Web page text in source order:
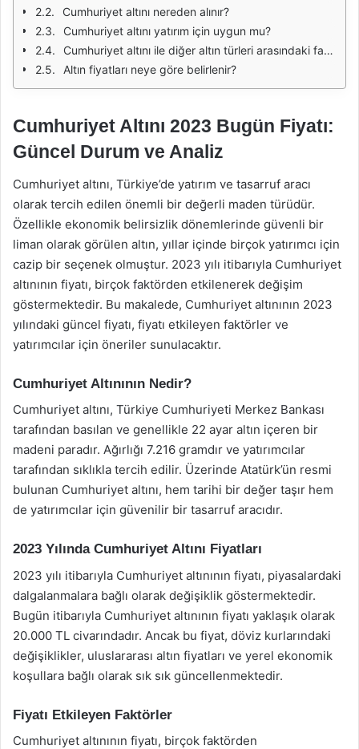
Cumhuriyet altını nereden alınır?
Cumhuriyet altını yatırım için uygun mu?
Cumhuriyet altını ile diğer altın türleri arasındaki fark nedir?
Altın fiyatları neye göre belirlenir?
Cumhuriyet Altını 2023 Bugün Fiyatı:
Güncel Durum ve Analiz
Cumhuriyet altını, Türkiye’de yatırım ve tasarruf aracı
olarak tercih edilen önemli bir değerli maden türüdür.
Özellikle ekonomik belirsizlik dönemlerinde güvenli bir
liman olarak görülen altın, yıllar içinde birçok yatırımcı için
cazip bir seçenek olmuştur. 2023 yılı itibarıyla Cumhuriyet
altınının fiyatı, birçok faktörden etkilenerek değişim
göstermektedir. Bu makalede, Cumhuriyet altınının 2023
yılındaki güncel fiyatı, fiyatı etkileyen faktörler ve
yatırımcılar için öneriler sunulacaktır.
Cumhuriyet Altınının Nedir?
Cumhuriyet altını, Türkiye Cumhuriyeti Merkez Bankası
tarafından basılan ve genellikle 22 ayar altın içeren bir
madeni paradır. Ağırlığı 7.216 gramdır ve yatırımcılar
tarafından sıklıkla tercih edilir. Üzerinde Atatürk’ün resmi
bulunan Cumhuriyet altını, hem tarihi bir değer taşır hem
de yatırımcılar için güvenilir bir tasarruf aracıdır.
2023 Yılında Cumhuriyet Altını Fiyatları
2023 yılı itibarıyla Cumhuriyet altınının fiyatı, piyasalardaki
dalgalanmalara bağlı olarak değişiklik göstermektedir.
Bugün itibarıyla Cumhuriyet altınının fiyatı yaklaşık olarak
20.000 TL civarındadır. Ancak bu fiyat, döviz kurlarındaki
değişiklikler, uluslararası altın fiyatları ve yerel ekonomik
koşullara bağlı olarak sık sık güncellenmektedir.
Fiyatı Etkileyen Faktörler
Cumhuriyet altınının fiyatı, birçok faktörden